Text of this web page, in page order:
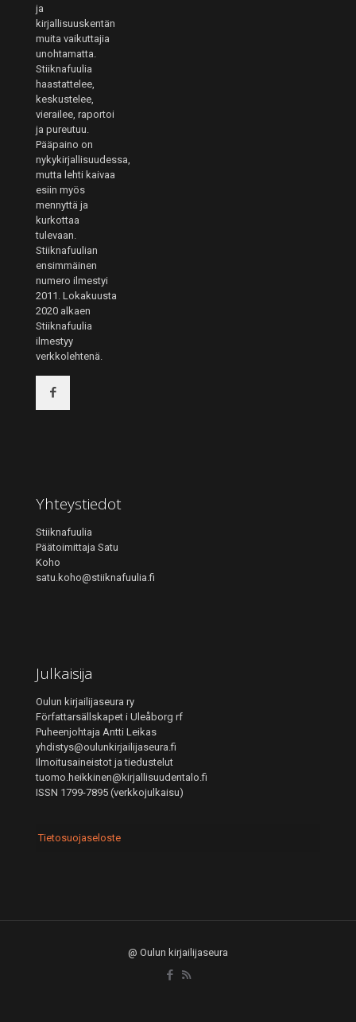
ja
kirjallisuuskentän
muita vaikuttajia
unohtamatta.
Stiiknafuulia
haastattelee,
keskustelee,
vierailee, raportoi
ja pureutuu.
Pääpaino on
nykykirjallisuudessa,
mutta lehti kaivaa
esiin myös
mennyttä ja
kurkottaa
tulevaan.
Stiiknafuulian
ensimmäinen
numero ilmestyi
2011. Lokakuusta
2020 alkaen
Stiiknafuulia
ilmestyy
verkkolehtenä.
Yhteystiedot
Stiiknafuulia
Päätoimittaja Satu
Koho
satu.koho@stiiknafuulia.fi
Julkaisija
Oulun kirjailijaseura ry
Författarsällskapet i Uleåborg rf
Puheenjohtaja Antti Leikas
yhdistys@oulunkirjailijaseura.fi
Ilmoitusaineistot ja tiedustelut
tuomo.heikkinen@kirjallisuudentalo.fi
ISSN 1799-7895 (verkkojulkaisu)
Tietosuojaseloste
@ Oulun kirjailijaseura